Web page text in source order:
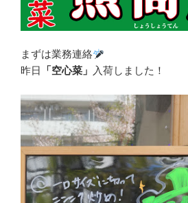
まずは業務連絡
昨日
「空心菜」 入荷しました！